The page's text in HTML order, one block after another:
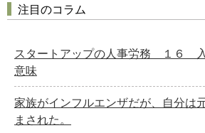
注目のコラム
スタートアップの人事労務 １６
意味
家族がインフルエンザだが、自分は
まされた。